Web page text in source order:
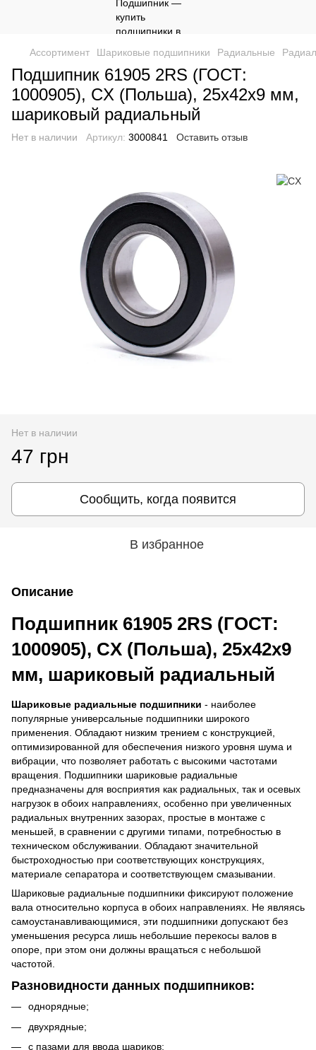
Ассортимент Шариковые подшипники Радиальные
Подшипник 61905 2RS (ГОСТ:
1000905), CX (Польша), 25х42х9 мм,
шариковый радиальный
Нет в наличии Артикул: 3000841 Оставить отзыв
Нет в наличии
47 грн
Сообщить, когда появится
В избранное
Описание
Подшипник 61905 2RS (ГОСТ:
1000905), CX (Польша), 25х42х9
мм, шариковый радиальный
Шариковые радиальные подшипники - наиболее
популярные универсальные подшипники широкого
применения. Обладают низким трением с конструкцией,
оптимизированной для обеспечения низкого уровня шума и
вибрации, что позволяет работать с высокими частотами
вращения. Подшипники шариковые радиальные
предназначены для восприятия как радиальных, так и осевых
нагрузок в обоих направлениях, особенно при увеличенных
радиальных внутренних зазорах, простые в монтаже с
меньшей, в сравнении с другими типами, потребностью в
техническом обслуживании. Обладают значительной
быстроходностью при соответствующих конструкциях,
материале сепаратора и соответствующем смазывании.
Шариковые радиальные подшипники фиксируют положение
вала относительно корпуса в обоих направлениях. Не являясь
самоустанавливающимися, эти подшипники допускают без
уменьшения ресурса лишь небольшие перекосы валов в
опоре, при этом они должны вращаться с небольшой
частотой.
Разновидности данных подшипников:
однорядные;
двухрядные;
с пазами для ввода шариков;